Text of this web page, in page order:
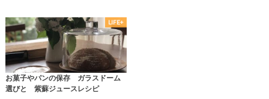
LIFE+
お菓子やパンの保存 ガラスドーム
選びと 紫蘇ジュースレシピ